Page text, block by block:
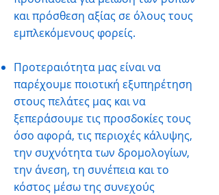
και πρόσθεση αξίας σε όλους τους
εμπλεκόμενους φορείς.
Προτεραιότητα μας είναι να
παρέχουμε ποιοτική εξυπηρέτηση
στους πελάτες μας και να
ξεπεράσουμε τις προσδοκίες τους
όσο αφορά, τις περιοχές κάλυψης,
την συχνότητα των δρομολογίων,
την άνεση, τη συνέπεια και το
κόστος μέσω της συνεχούς